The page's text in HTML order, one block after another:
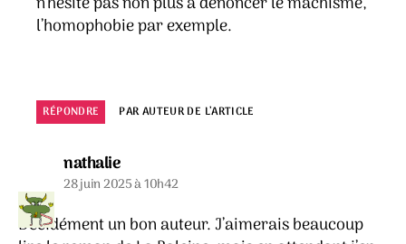
l’homophobie par exemple.
RÉPONDRE PAR AUTEUR DE L’ARTICLE
nathaliedit :
28 juin 2025 à 10h42
Décidément un bon auteur. J’aimerais beaucoup